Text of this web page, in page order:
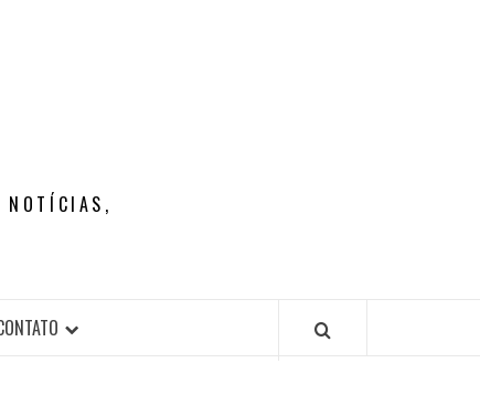
NOTÍCIAS,